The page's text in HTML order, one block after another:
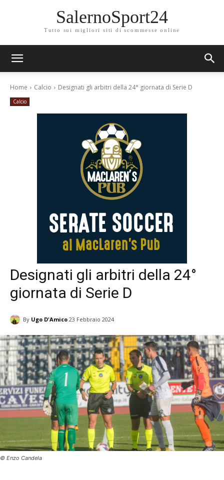
SalernoSport24
Tutto sui migliori siti di scommesse online
Home Calcio Designati gli arbitri della 24° giornata di Serie D
Calcio
Designati gli arbitri della 24°
giornata di Serie D
By Ugo D'Amico 23 Febbraio 2024
©️ Enzo Candela